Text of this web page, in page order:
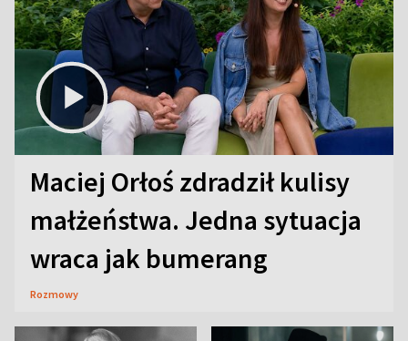
Maciej Orłoś zdradził kulisy
małżeństwa. Jedna sytuacja
wraca jak bumerang
Rozmowy